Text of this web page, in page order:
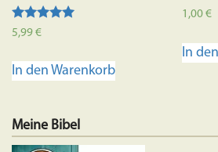
Bewertet mit
5.00
5,99€
In den Warenkorb
1,00€
In
Meine Bibel